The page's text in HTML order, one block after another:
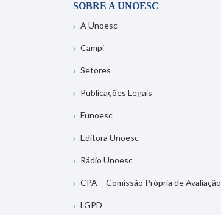
SOBRE A UNOESC
A Unoesc
Campi
Setores
Publicações Legais
Funoesc
Editora Unoesc
Rádio Unoesc
CPA – Comissão Própria de Avaliação
LGPD